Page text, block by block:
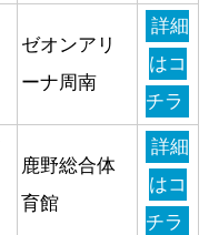
ゼオンアリ
ーナ周南
詳細
はコ
チラ
鹿野総合体
育館
詳細
はコ
チラ